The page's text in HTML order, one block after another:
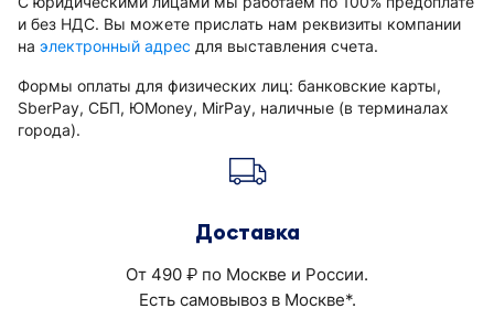
и без НДС. Вы можете прислать нам реквизиты компании
на электронный адрес для выставления счета.
Формы оплаты для физических лиц: банковские карты,
SberPay, СБП, ЮMoney, MirPay, наличные (в терминалах
города).
Доставка
От 490 руб. по Москве и России.
Есть самовывоз в Москве*.